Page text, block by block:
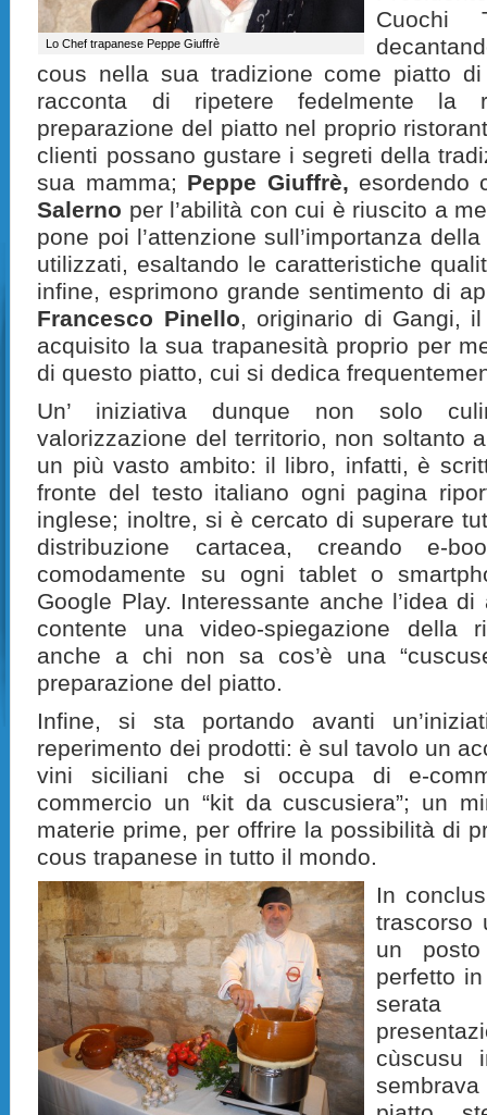
Lo Chef trapanese Peppe Giuffrè
Cuochi
cous nella sua tradizione come piatto di
racconta di ripetere fedelmente la
preparazione del piatto nel proprio
clienti possano gustare i segreti della
sua mamma; Peppe Giuffrè, esordendo
Salerno per l’abilità con cui è riuscito a
pone poi l’attenzione sull’importanza
utilizzati, esaltando le caratteristiche
infine, esprimono grande sentimento di
Francesco Pinello, originario di Gangi,
acquisito la sua trapanesità proprio per
di questo piatto, cui si dedica
Un’ iniziativa dunque non solo
valorizzazione del territorio, non soltanto
un più vasto ambito: il libro, infatti, è
fronte del testo italiano ogni pagina
inglese; inoltre, si è cercato di superare
distribuzione cartacea, creando e-
comodamente su ogni tablet o
Google Play. Interessante anche l’idea
contente una video-spiegazione della
anche a chi non sa cos’è una
preparazione del piatto.
Infine, si sta portando avanti
reperimento dei prodotti: è sul tavolo un
vini siciliani che si occupa di e-
commercio un “kit da cuscusiera”; un
materie prime, per offrire la possibilità di
cous trapanese in tutto il mondo.
In
trascorso
un posto
perfetto
cùscusu